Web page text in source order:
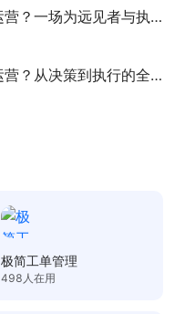
娱乐ERP系统如何重塑企业运营？一场为远见者与执行者共谋的变革
ERP系统SOP如何重塑企业运营？从决策到执行的全面升级路径
极简工单管理
498 人在用